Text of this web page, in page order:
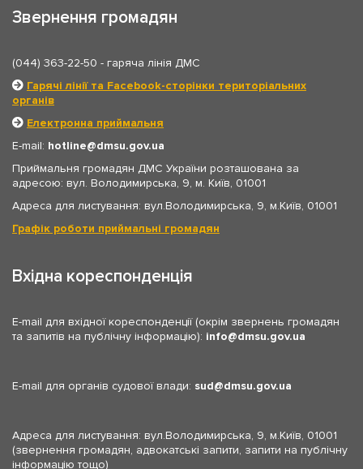
Звернення громадян
(044) 363-22-50 - гаряча лінія ДМС
Гарячі лінії та Facebook-сторінки територіальних
органів
Електронна приймальня
E-mail: hotline
dmsu.gov.ua
Приймальня громадян ДМС України розташована за
адресою: вул. Володимирська, 9, м. Київ, 01001
Адреса для листування: вул.Володимирська, 9, м.Київ, 01001
Графік роботи приймальні громадян
Вхідна кореспонденція
E-mail для вхідної кореспонденції (окрім звернень громадян
та запитів на публічну інформацію): info dmsu.gov.ua
E-mail для органів судової влади: sud dmsu.gov.ua
Адреса для листування: вул.Володимирська, 9, м.Київ, 01001
(звернення громадян, адвокатські запити, запити на публічну
інформацію тощо)